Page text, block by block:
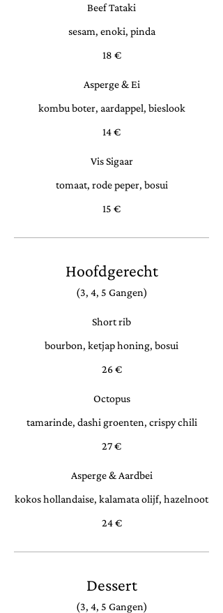
Beef Tataki
sesam, enoki, pinda
18 €
Asperge & Ei
kombu boter, aardappel, bieslook
14 €
Vis Sigaar
tomaat, rode peper, bosui
15 €
Hoofdgerecht
(3, 4, 5 Gangen)
Short rib
bourbon, ketjap honing, bosui
26 €
Octopus
tamarinde, dashi groenten, crispy chili
27 €
Asperge & Aardbei
kokos hollandaise, kalamata olijf, hazelnoot
24 €
Dessert
(3, 4, 5 Gangen)